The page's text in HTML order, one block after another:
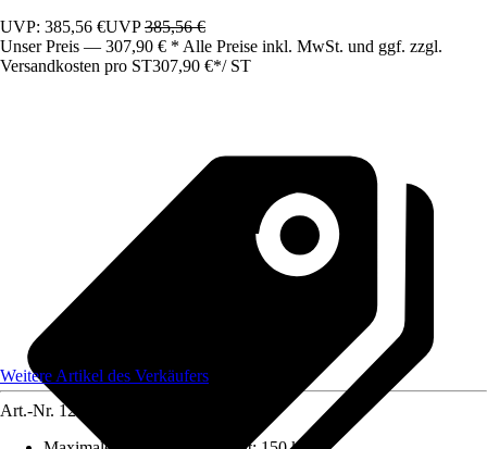
UVP: 385,56 €UVP385,56 €
Unser Preis — 307,90 € * Alle Preise inkl. MwSt. und ggf. zzgl.
Versandkosten pro ST307,90 €*/ ST
Weitere Artikel des Verkäufers
Art.-Nr. 12221876